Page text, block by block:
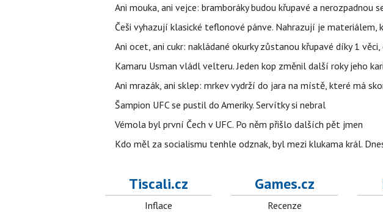
Ani mouka, ani vejce: bramboráky budou křupavé a nerozpadnou
Češi vyhazují klasické teflonové pánve. Nahrazují je
Ani ocet, ani cukr: nakládané okurky zůstanou křupavé díky 1
Kamaru Usman vládl velteru. Jeden kop změnil další roky jeho
Ani mrazák, ani sklep: mrkev vydrží do jara na místě, které má
Šampion UFC se pustil do Ameriky. Servítky si nebral
Vémola byl první Čech v UFC. Po něm přišlo dalších pět jmen
Kdo měl za socialismu tenhle odznak, byl mezi klukama král.
Tiscali.cz
Inflace
Games.cz
Recenze